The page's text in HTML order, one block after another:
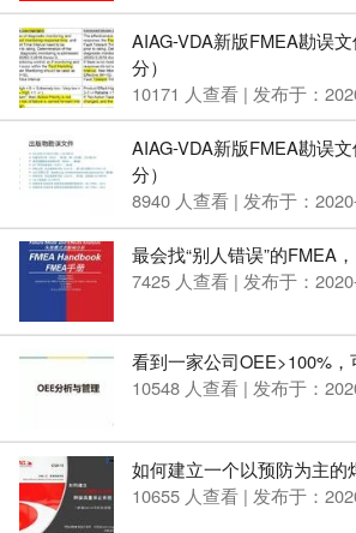
AIAG-VDA新版FMEA勘误
分）
10171 人查看 | 发布于：
AIAG-VDA新版FMEA勘误
分）
8940 人查看 | 发布于：
最会找“别人错误”的FMEA
7425 人查看 | 发布于：
看到一家公司OEE>100%，
10548 人查看 | 发布于：
如何建立一个以预防为主的
10655 人查看 | 发布于：